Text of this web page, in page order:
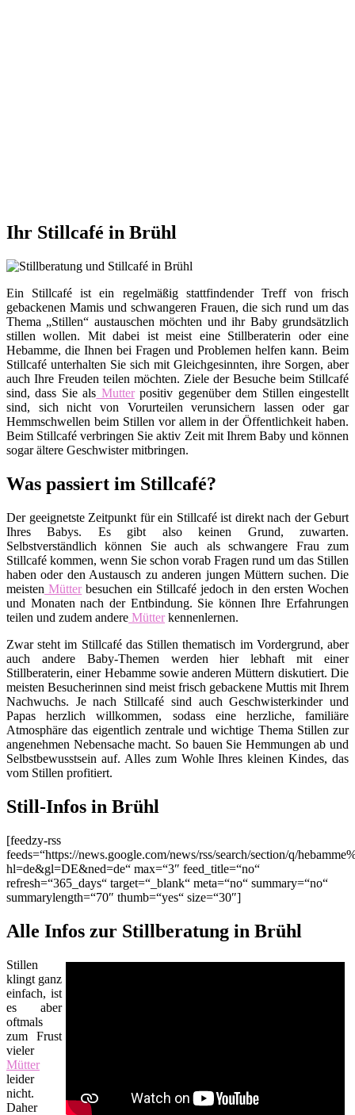
Ihr Stillcafé in Brühl
Ein Stillcafé ist ein regelmäßig stattfindender Treff von frisch
gebackenen Mamis und schwangeren Frauen, die sich rund um das
Thema „Stillen“ austauschen möchten und ihr Baby grundsätzlich
stillen wollen. Mit dabei ist meist eine Stillberaterin oder eine
Hebamme, die Ihnen bei Fragen und Problemen helfen kann. Beim
Stillcafé unterhalten Sie sich mit Gleichgesinnten, ihre Sorgen, aber
auch Ihre Freuden teilen möchten. Ziele der Besuche beim Stillcafé
sind, dass Sie als Mutterpositiv gegenüber dem Stillen eingestellt
sind, sich nicht von Vorurteilen verunsichern lassen oder gar
Hemmschwellen beim Stillen vor allem in der Öffentlichkeit haben.
Beim Stillcafé verbringen Sie aktiv Zeit mit Ihrem Baby und können
sogar ältere Geschwister mitbringen.
Was passiert im Stillcafé?
Der geeignetste Zeitpunkt für ein Stillcafé ist direkt nach der Geburt
Ihres Babys. Es gibt also keinen Grund, zuwarten.
Selbstverständlich können Sie auch als schwangere Frau zum
Stillcafé kommen, wenn Sie schon vorab Fragen rund um das Stillen
haben oder den Austausch zu anderen jungen Müttern suchen. Die
meisten Mütterbesuchen ein Stillcafé jedoch in den ersten Wochen
und Monaten nach der Entbindung. Sie können Ihre Erfahrungen
teilen und zudem andere Mütterkennenlernen.
Zwar steht im Stillcafé das Stillen thematisch im Vordergrund, aber
auch andere Baby-Themen werden hier lebhaft mit einer
Stillberaterin, einer Hebamme sowie anderen Müttern diskutiert. Die
meisten Besucherinnen sind meist frisch gebackene Muttis mit Ihrem
Nachwuchs. Je nach Stillcafé sind auch Geschwisterkinder und
Papas herzlich willkommen, sodass eine herzliche, familiäre
Atmosphäre das eigentlich zentrale und wichtige Thema Stillen zur
angenehmen Nebensache macht. So bauen Sie Hemmungen ab und
Selbstbewusstsein auf. Alles zum Wohle Ihres kleinen Kindes, das
vom Stillen profitiert.
Still-Infos in Brühl
[feedzy-rss
feeds=“https://news.google.com/news/rss/search/section/q/
hl=de&gl=DE&ned=de“ max=“3″ feed_title=“no“
refresh=“365_days“ target=“_blank“ meta=“no“ summary=“no“
summarylength=“70″ thumb=“yes“ size=“30″]
Alle Infos zur Stillberatung in Brühl
Stillen
klingt ganz
einfach, ist
es aber
oftmals
zum Frust
vieler
Mütter
leider
nicht.
Daher